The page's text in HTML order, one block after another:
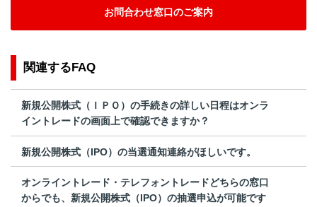
お問合わせ窓口のご案内
関連するFAQ
新規公開株式（ＩＰＯ）の手続きの詳しい日程はオンラ
イントレードの画面上で確認できますか？
新規公開株式（IPO）の当選通知連絡がほしいです。
オンライントレード・テレフォントレードどちらの窓口
からでも、新規公開株式（IPO）の抽選申込が可能です